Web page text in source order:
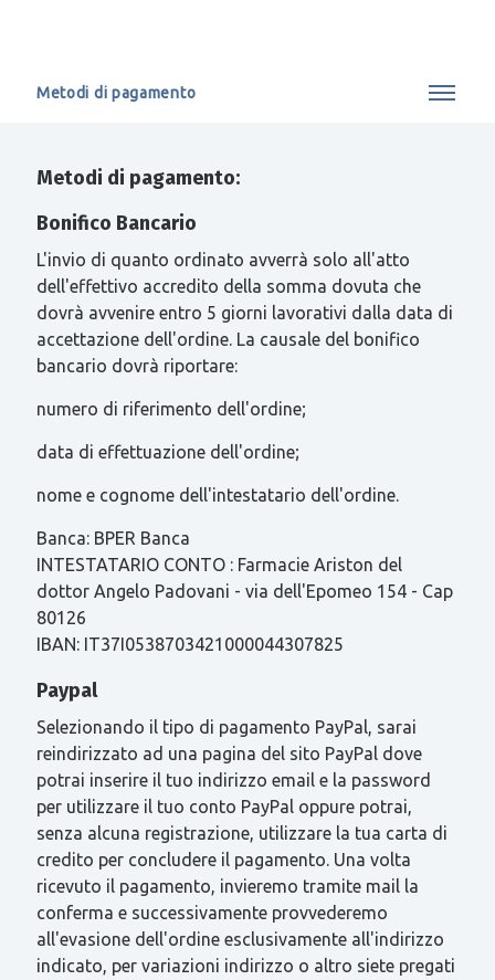
Metodi di pagamento
Metodi di pagamento:
Bonifico Bancario
L'invio di quanto ordinato avverrà solo all'atto
dell'effettivo accredito della somma dovuta che
dovrà avvenire entro 5 giorni lavorativi dalla data di
accettazione dell'ordine. La causale del bonifico
bancario dovrà riportare:
numero di riferimento dell'ordine;
data di effettuazione dell'ordine;
nome e cognome dell'intestatario dell'ordine.
Banca: BPER Banca
INTESTATARIO CONTO : Farmacie Ariston del
dottor Angelo Padovani - via dell'Epomeo 154 - Cap
80126
IBAN: IT37I0538703421000044307825
Paypal
Selezionando il tipo di pagamento PayPal, sarai
reindirizzato ad una pagina del sito PayPal dove
potrai inserire il tuo indirizzo email e la password
per utilizzare il tuo conto PayPal oppure potrai,
senza alcuna registrazione, utilizzare la tua carta di
credito per concludere il pagamento. Una volta
ricevuto il pagamento, invieremo tramite mail la
conferma e successivamente provvederemo
all'evasione dell'ordine esclusivamente all'indirizzo
indicato, per variazioni indirizzo o altro siete pregati